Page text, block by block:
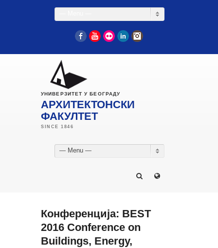
FacebookYouTube
Flickr LinkedIn
УНИВЕРЗИТЕТ У БЕОГРАДУ
АРХИТЕКТОНСКИ
ФАКУЛТЕТ
— Menu —
Конференција: BEST
2016 Conference on
Buildings, Energy,